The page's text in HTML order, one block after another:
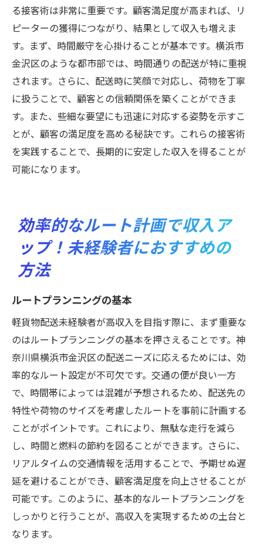
る接客術は非常に重要です。顧客満足度が高まれば、リ
ピーターの獲得につながり、結果として収入も増えま
す。まず、時間厳守を心掛けることが基本です。横浜市
金沢区のような都市部では、時間通りの配送が特に重視
されます。さらに、配送時に笑顔で対応し、荷物を丁寧
に扱うことで、顧客との信頼関係を築くことができま
す。また、些細な要望にも迅速に対応する姿勢を示すこ
とが、顧客の満足度を高める秘訣です。これらの接客術
を実践することで、長期的に安定した収入を得ることが
可能になります。
効率的なルート計画で収入ア
ップ！未経験者におすすめの
方法
ルートプランニングの基本
軽貨物配送未経験者が高収入を目指す際に、まず重要な
のはルートプランニングの基本を押さえることです。神
奈川県横浜市金沢区の配送ニーズに応えるためには、効
率的なルート設定が不可欠です。交通の便が良い一方
で、時間帯によっては混雑が予想されるため、配送先の
特性や荷物のサイズを考慮したルートを事前に計画する
ことがポイントです。これにより、無駄な走行を減ら
し、時間と燃料の節約を図ることができます。さらに、
リアルタイムの交通情報を活用することで、予期せぬ遅
延を避けることができ、顧客満足度を向上させることが
可能です。このように、基本的なルートプランニングを
しっかりと行うことが、高収入を実現するための土台と
なります。